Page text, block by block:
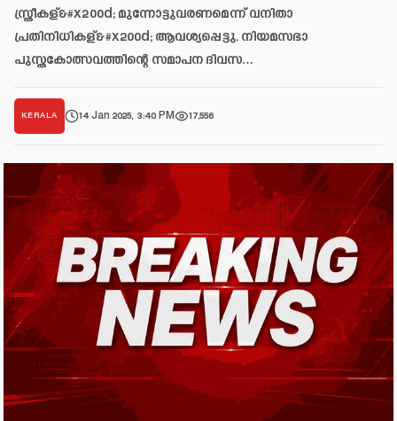
സ്ത്രീകള്&#x200d; മുന്നോട്ടുവരണമെന്ന് വനിതാ
പ്രതിനിധികള്&#x200d; ആവശ്യപ്പെട്ടു. നിയമസഭാ
പുസ്തകോത്സവത്തിന്റെ സമാപന ദിവസ…
KERALA 14 Jan 2025, 3:40 PM 17,556